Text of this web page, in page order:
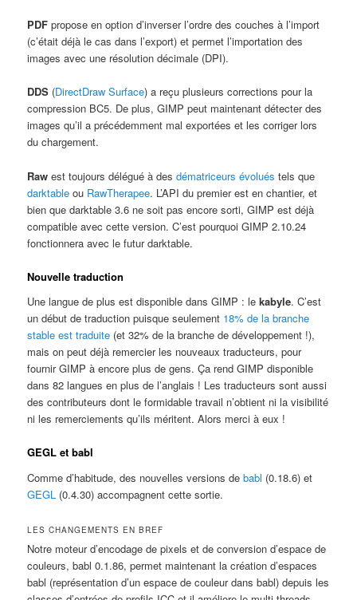
PDF propose en option d’inverser l’ordre des couches à l’import
(c’était déjà le cas dans l’export) et permet l’importation des
images avec une résolution décimale (DPI).
DDS (DirectDraw Surface) a reçu plusieurs corrections pour la
compression BC5. De plus, GIMP peut maintenant détecter des
images qu’il a précédemment mal exportées et les corriger lors
du chargement.
Raw est toujours délégué à desdématriceurs évolués tels que
darktable ou RawTherapee. L’API du premier est en chantier, et
bien que darktable 3.6 ne soit pas encore sorti, GIMP est déjà
compatible avec cette version. C’est pourquoi GIMP 2.10.24
fonctionnera avec le futur darktable.
Nouvelle traduction
Une langue de plus est disponible dans GIMP : lekabyle. C’est
un début de traduction puisque seulement 18% de la branche
stable est traduite (et 32% de la branche de développement !),
mais on peut déjà remercier les nouveaux traducteurs, pour
fournir GIMP à encore plus de gens. Ça rend GIMP disponible
dans 82 langues en plus de l’anglais ! Les traducteurs sont aussi
des contributeurs dont le formidable travail n’obtient ni la visibilité
ni les remerciements qu’ils méritent. Alors merci à eux !
GEGL et babl
Comme d’habitude, des nouvelles versions debabl (0.18.6) et
GEGL (0.4.30) accompagnent cette sortie.
LES CHANGEMENTS EN BREF
Notre moteur d’encodage de pixels et de conversion d’espace de
couleurs, babl 0.1.86, permet maintenant la création d’espaces
babl (représentation d’un espace de couleur dans babl) depuis les